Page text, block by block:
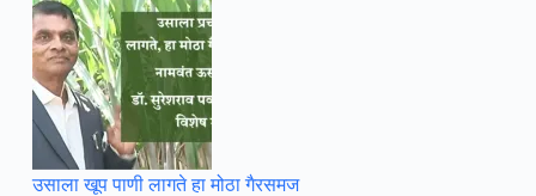
उसाला खूप पाणी लागते हा मोठा गैरसमज